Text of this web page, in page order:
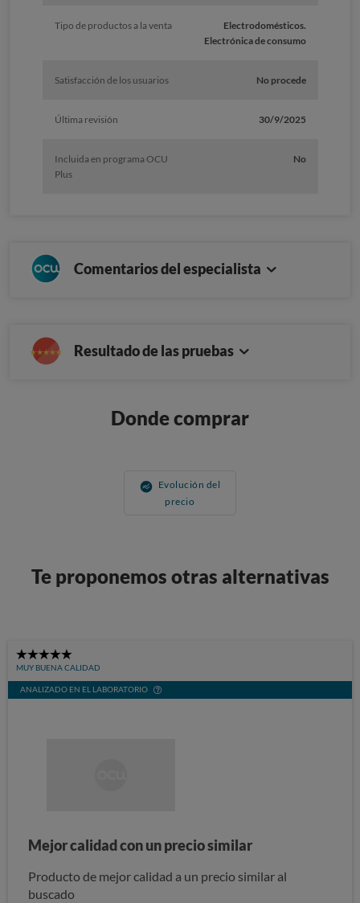
Tipo de productos a la venta
Electrodomésticos.
Electrónica de consumo
Satisfacción de los usuarios No procede
Última revisión 30/9/2025
Incluida en programa OCU
Plus
No
Comentarios del especialista
Resultado de las pruebas
Donde comprar
Evolución del
precio
Te proponemos otras alternativas
5
Stars
MUY BUENA CALIDAD
ANALIZADO EN EL LABORATORIO
Mejor calidad con un precio similar
Producto de mejor calidad a un precio similar al
buscado